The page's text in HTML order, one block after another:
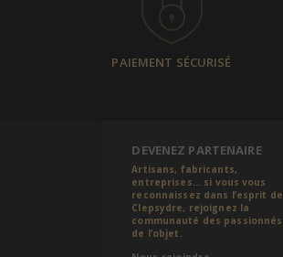
PAIEMENT SÉCURISÉ
DEVENEZ PARTENAIRE
Artisans, fabricants,
entreprises... si vous vous
reconnaissez dans l’esprit de
Clepsydre, rejoignez la
communauté des passionnés
de l’objet.